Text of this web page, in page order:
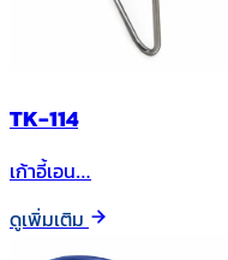
TK-114
เก้าอี้เอน…
ดูเพิ่มเติม